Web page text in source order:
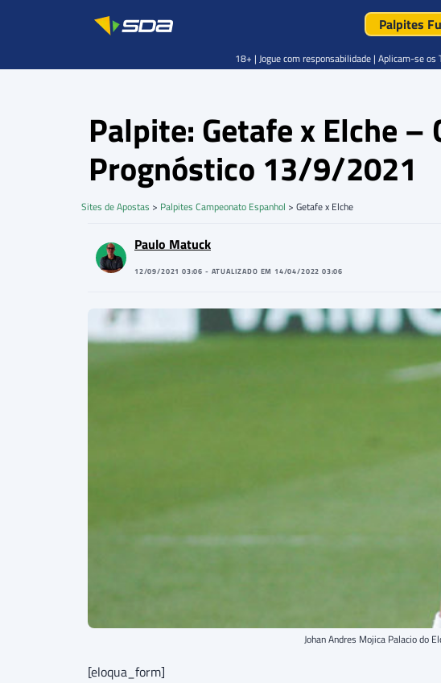
Palpites
Palpite: Getafe x Elche –
Prognóstico 13/9/2021
Sites de Apostas > Palpites Campeonato Espanhol > Getafe x Elche
Paulo Matuck
12/09/2021 03:06 - ATUALIZADO EM 14/04/2022 03:06
Johan Andres Mojica Palacio do
[eloqua_form]
18+ | Jogue com responsabilidade | Aplicam-se